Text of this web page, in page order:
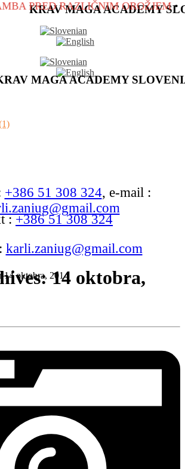
PRED RAZLIČNIM OROŽJEM•
KRAV MAGA ACADEMY
MAGA ACADEMY
+386 51 308 324, e-mail :
:+386 51 308 324
karli.zaniug@gmail.com
14 oktobra, 201414 oktobra,